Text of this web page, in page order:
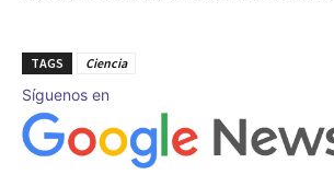
TAGS Ciencia
Síguenos en